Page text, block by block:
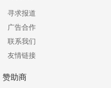
寻求报道
广告合作
联系我们
友情链接
赞助商